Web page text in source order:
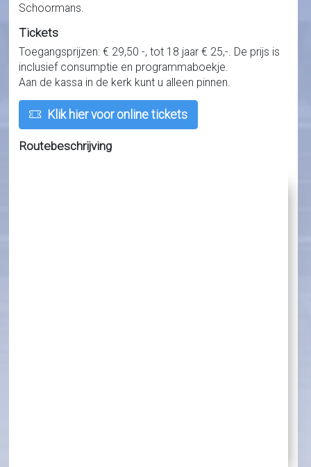
Schoormans.
Tickets
Toegangsprijzen: € 29,50 -, tot 18 jaar € 25,-. De prijs is
inclusief consumptie en programmaboekje.
Aan de kassa in de kerk kunt u alleen pinnen.
Klik hier voor online tickets
Routebeschrijving